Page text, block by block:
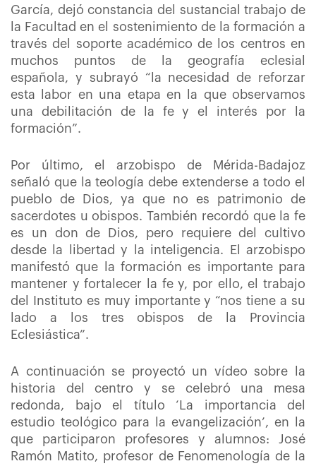
García, dejó constancia del sustancial trabajo de
la Facultad en el sostenimiento de la formación a
través del soporte académico de los centros en
muchos puntos de la geografía eclesial
española, y subrayó “la necesidad de reforzar
esta labor en una etapa en la que observamos
una debilitación de la fe y el interés por la
formación”.
Por último, el arzobispo de Mérida-Badajoz
señaló que la teología debe extenderse a todo el
pueblo de Dios, ya que no es patrimonio de
sacerdotes u obispos. También recordó que la fe
es un don de Dios, pero requiere del cultivo
desde la libertad y la inteligencia. El arzobispo
manifestó que la formación es importante para
mantener y fortalecer la fe y, por ello, el trabajo
del Instituto es muy importante y “nos tiene a su
lado a los tres obispos de la Provincia
Eclesiástica”.
A continuación se proyectó un vídeo sobre la
historia del centro y se celebró una mesa
redonda, bajo el título ‘La importancia del
estudio teológico para la evangelización’, en la
que participaron profesores y alumnos: José
Ramón Matito, profesor de Fenomenología de la